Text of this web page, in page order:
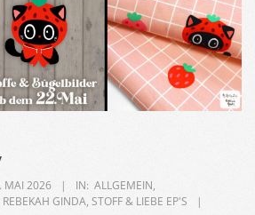
MAI 2026 IN: ALLGEMEIN,
REBEKAH GINDA, STOFF & LIEBE EP'S